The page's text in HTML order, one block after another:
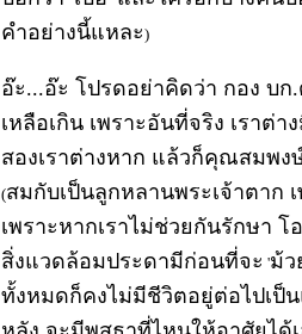
คำอย่างนี้แหละ)
อ๊ะ...อ๊ะ โปรดอย่าคิดว่า กอง บ
เหลือเกิน เพราะอันที่จริง เราต่
สองเราต่างหาก แล้วก็คุณสมพ
(สมกับเป็นลูกหลานพระเจ้าตาก
เพราะหากเราไม่ช่วยกันรักษา
สิ่งแวดล้อมประดามีก่อนที่จะ 'ม้
ทั้งหมดก็คงไม่มีชีวิตอยู่ต่อไปเป็